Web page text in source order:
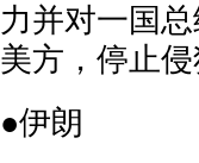
力并对一国
美方，停止侵
●伊朗